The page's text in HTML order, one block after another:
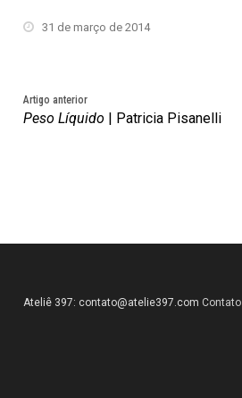
31 de março de 2014
Artigo anterior
Peso Líquido | Patricia Pisanelli
Ateliê 397: contato@atelie397.com Contato